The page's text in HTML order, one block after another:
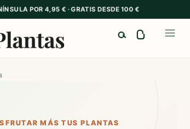
POR 4,95 € · GRATIS DESDE 100 €
MÁS TUS PLANTAS